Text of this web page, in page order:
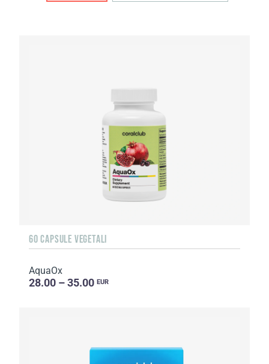
60 CAPSULE VEGETALI
AquaOx
28.00 – 35.00 EUR